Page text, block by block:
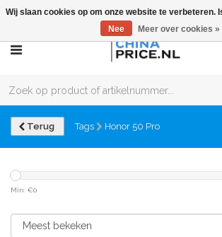
Terug Tags Honor 50 Pro
Min: €0
Wij slaan cookies op om onze website te verbeteren.
Nee
Meer over cookies »